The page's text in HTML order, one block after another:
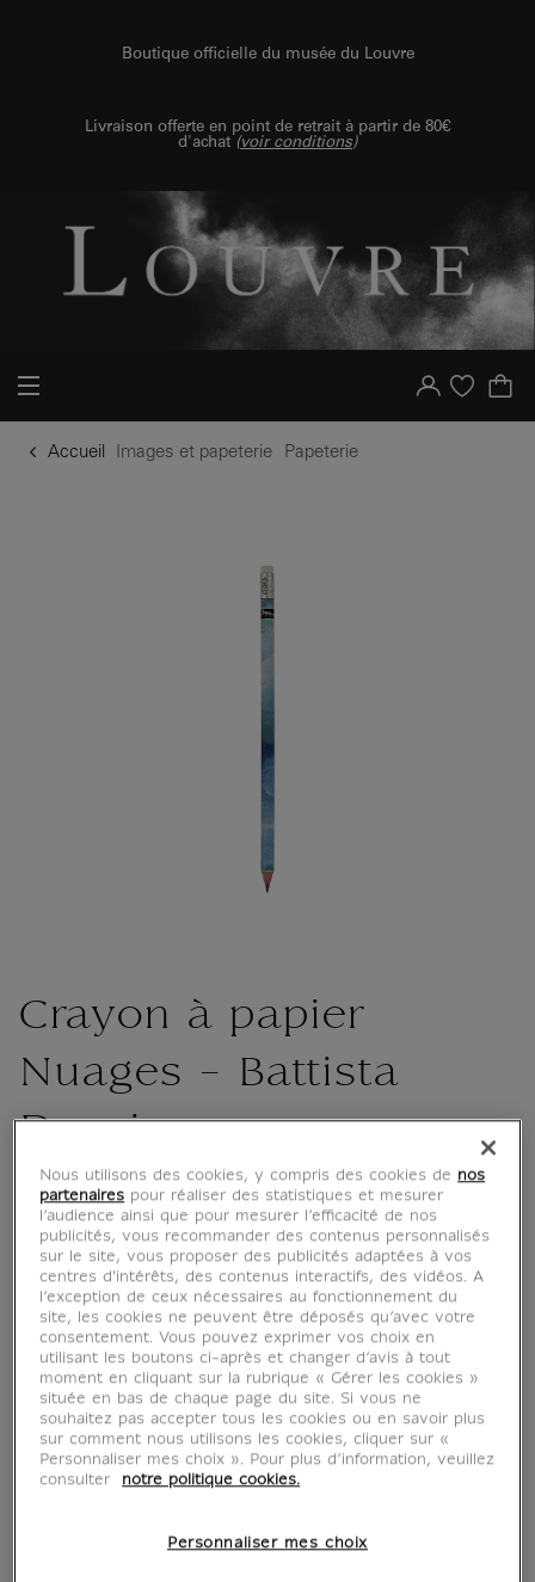
Boutique officielle du musée du Louvre
Livraison offerte en point de retrait à partir de 80€
d'achat (voir conditions)
Votre compte
Liste d'achat
Accueil Images et papeterie Papeterie
Crayon à papier
Nuages - Battista
Dossi
CU400908
Un trait d'histoire entre vos doigts. Idéal pour
les amoureux de papeterie, d'art ou tout
simplement pour apporter une touche
d'originalité dans votre trousse. Motif inspiré
des nuages extrait de l'œuvreSaint Jérôme
pénitentdeBattista Dossi .
Nous utilisons des cookies, y compris des cookies de nos
partenaires pour réaliser des statistiques et mesurer
l’audience ainsi que pour mesurer l’efficacité de nos
publicités, vous recommander des contenus personnalisés
sur le site, vous proposer des publicités adaptées à vos
centres d'intérêts, des contenus interactifs, des vidéos. A
l’exception de ceux nécessaires au fonctionnement du
site, les cookies ne peuvent être déposés qu’avec votre
consentement. Vous pouvez exprimer vos choix en
utilisant les boutons ci-après et changer d’avis à tout
moment en cliquant sur la rubrique « Gérer les cookies »
située en bas de chaque page du site. Si vous ne
souhaitez pas accepter tous les cookies ou en savoir plus
sur comment nous utilisons les cookies, cliquer sur «
Personnaliser mes choix ». Pour plus d’information, veuillez
consulter
notre politique cookies.
Personnaliser mes choix